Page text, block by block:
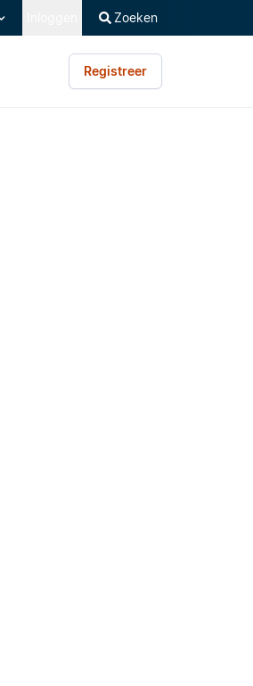
Zoeken
Registreer